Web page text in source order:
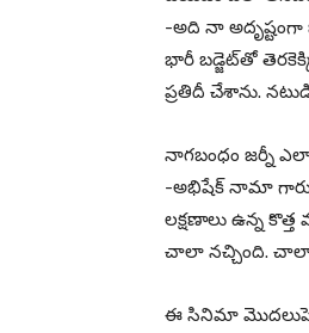
-అది నా
భారీ బడ్జెట్‌తో
ప్రతిదీ చేశాను.
నాగబంధం జర్నీ
-అభిషేక్ నామా గారు ఈ
లక్షణాలు ఉన్న
చాలా నచ్చింది. చాలా
ఈ సినిమా